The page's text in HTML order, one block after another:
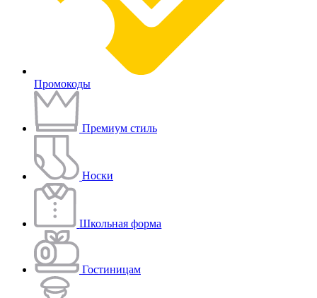
Промокоды
Премиум стиль
Носки
Школьная форма
Гостиницам